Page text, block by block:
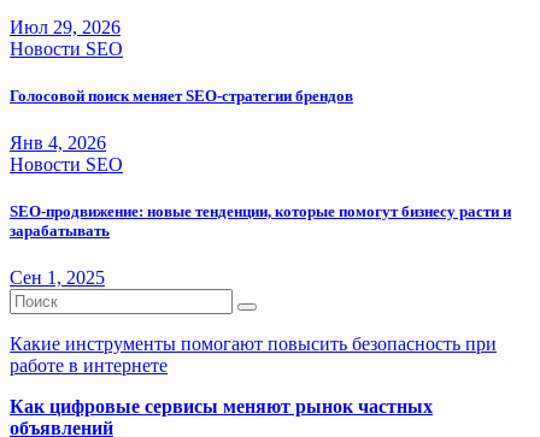
Июл 29, 2026
Новости SEO
Голосовой поиск меняет SEO-стратегии брендов
Янв 4, 2026
Новости SEO
SEO-продвижение: новые тенденции, которые помогут бизнесу расти и
зарабатывать
Сен 1, 2025
Какие инструменты помогают повысить безопасность при
работе в интернете
Как цифровые сервисы меняют рынок частных
объявлений